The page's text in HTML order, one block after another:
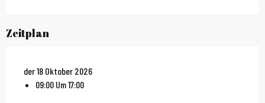
Zeitplan
der 18 Oktober 2026
09:00 Um 17:00